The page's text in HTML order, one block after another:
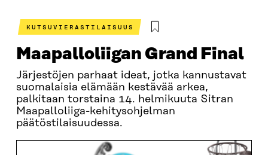
KUTSUVIERASTILAISUUS
Maapalloliigan Grand Final
Järjestöjen parhaat ideat, jotka kannustavat
suomalaisia elämään kestävää arkea,
palkitaan torstaina 14. helmikuuta Sitran
Maapalloliiga-kehitysohjelman
päätöstilaisuudessa.